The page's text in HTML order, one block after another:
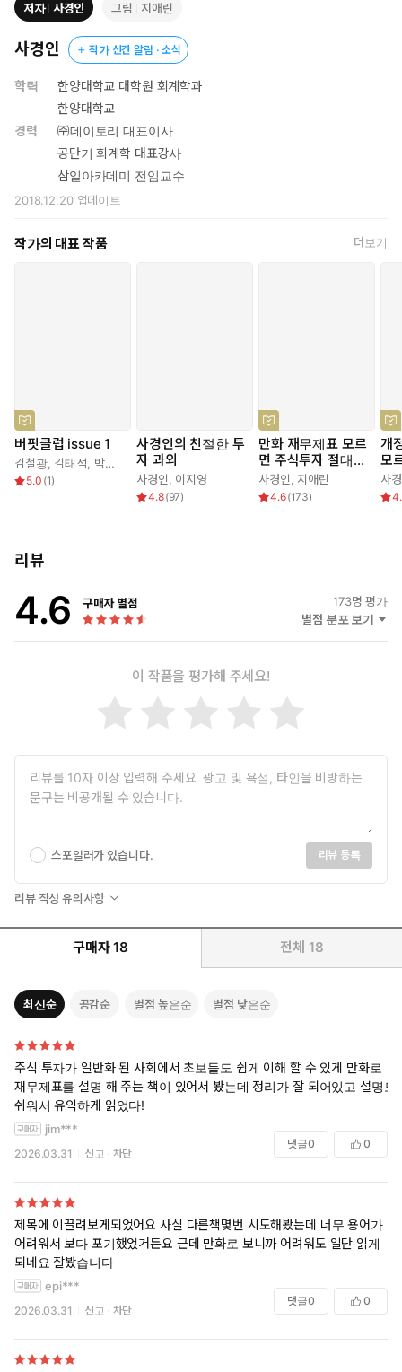
저자 사경인 그림 지애린
사경인 작가 신간 알림 · 소식
학력
한양대학교 대학원 회계학과
한양대학교
경력
㈜데이토리 대표이사
공단기 회계학 대표강사
삼일아카데미 전임교수
2018.12.20업데이트
작가의 대표 작품 더보기
버핏클럽 issue 1
김철광, 김태석 박성진 백우진,서준식 심혜섭,염지현, 이건,이기원,
5.0 (1)
사경인의 친절한 투
자 과외
사경인 이지영
4.8(97)
만화 재무제표 모르
면 주식투자 절대로
하지마라 (상)
사경인 지애린
4.6(173)
개
모
대
사
리뷰
4.6 구매자 별점 173명 평가
별점 분포 보기
이 작품을 평가해 주세요!
스포일러가 있습니다. 리뷰 등록
리뷰 작성 유의사항
구매자 18 전체 18
최신순 공감순 별점 높은순 별점 낮은순
주식 투자가 일반화 된 사회에서 초보들도 쉽게 이해 할 수 있게 만화로
재무제표를 설명 해 주는 책이 있어서 봤는데 정리가 잘 되어있고 설명도
쉬워서 유익하게 읽었다!
jim***
2026.03.31 신고 차단
댓글0 0
제목에 이끌려보게되었어요 사실 다른책몇번 시도해봤는데 너무 용어가
어려워서 보다 포기했었거든요 근데 만화로 보니까 어려워도 일단 읽게
되네요 잘봤습니다
epi***
2026.03.31 신고 차단
댓글0 0